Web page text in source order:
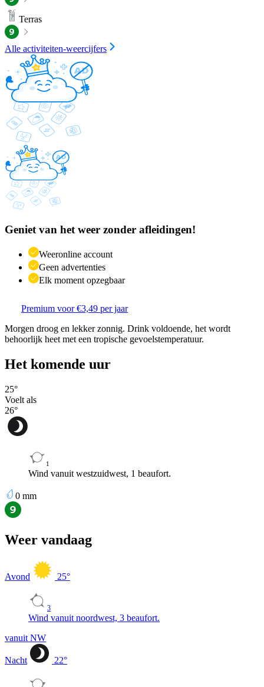
Terras
Alle activiteiten-weercijfers
Geniet van het weer zonder afleidingen!
Weeronline account
Geen advertenties
Elk moment opzegbaar
Premium voor €3,49 per jaar
Morgen droog en lekker zonnig. Drink voldoende, het wordt
behoorlijk heet met een tropische gevoelstemperatuur.
Het komende uur
25°
Voelt als
26°
1
Wind vanuit westzuidwest, 1 beaufort.
0 mm
Weer vandaag
Avond 25°
3
Wind vanuit noordwest, 3 beaufort.
vanuit NW
Nacht 22°